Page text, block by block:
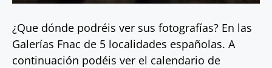
¿Que dónde podréis ver sus fotografías? En las
Galerías Fnac de 5 localidades españolas. A
continuación podéis ver el calendario de